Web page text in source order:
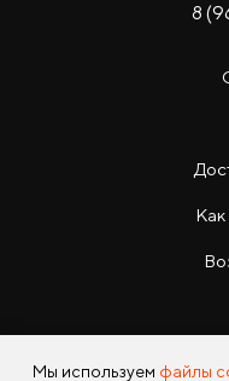
8
Как
Мы используем файлы